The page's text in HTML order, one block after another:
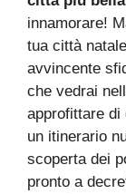
innamorare!
tua città
avvincente
che vedrai
approfittare di
un itinerario
scoperta dei
pronto a